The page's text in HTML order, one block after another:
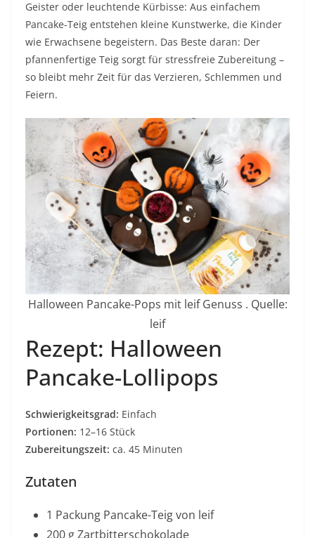
Geister oder leuchtende Kürbisse: Aus einfachem
Pancake-Teig entstehen kleine Kunstwerke, die Kinder
wie Erwachsene begeistern. Das Beste daran: Der
pfannenfertige Teig sorgt für stressfreie Zubereitung –
so bleibt mehr Zeit für das Verzieren, Schlemmen und
Feiern.
Halloween Pancake-Pops mit leif Genuss . Quelle:
leif
Rezept: Halloween
Pancake-Lollipops
Schwierigkeitsgrad: Einfach
Portionen: 12–16 Stück
Zubereitungszeit: ca. 45 Minuten
Zutaten
1 Packung Pancake-Teig von leif
200 g Zartbitterschokolade